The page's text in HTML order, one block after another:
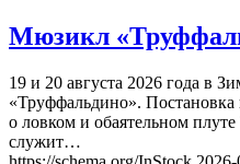
Мюзикл
19 и 20 августа 2026 года в
«Труффальдино».
о ловком и обаятельном
служит…